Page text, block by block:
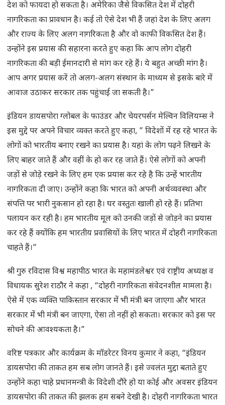
देश को फायदा हो सकता है। अमेरिका जैसे विकसित देश में दोहरी
नागरिकता का प्रावधान है। कई तो ऐसे देश भी हैं जहां देश के लिए अलग
और राज्य के लिए अलग नागरिकता है और वो काफी विकसित देश हैं।
उन्होंने इस प्रयास की सहारना करते हुए कहा कि आप लोग दोहरी
नागरिकता की बड़ी ईमानदारी से मांग कर रहे हैं। ये बहुत अच्छी मांग है।
आप अगर प्रयास करें तो अलग-अलग संस्थान के माध्यम से इसके बारे में
आवाज उठाकर सरकार तक पहुंचाई जा सकती है।”
इंडियन डायसपोरा ग्लोबल के फाउंडर और चेयरपर्सन मेल्विन विलियम्स ने
इस मुद्दे पर अपने विचार व्यक्त करते हुए कहा, ” विदेशों में रह रहे भारत के
लोगों को भारतीय बनाए रखने का प्रयास है। यहां के लोग पढ़ने लिखने के
लिए बाहर जाते हैं और वहीं के हो कर रह जाते हैं। ऐसे लोगों को अपनी
जड़ों से जोड़े रखने के लिए हम एक प्रयास कर रहे है कि उन्हें भारतीय
नागरिकता दी जाए। उन्होंने कहा कि भारत को अपनी अर्थव्यवस्था और
संपत्ति पर भारी नुकसान हो रहा है। घर वस्तुतः खाली हो रहे हैं। प्रतिभा
पलायन कर रही है। हम भारतीय मूल को उनकी जड़ों से जोड़ने का प्रयास
कर रहे हैं क्योंकि हम भारतीय प्रवासियों के लिए भारत में दोहरी नागरिकता
चाहते हैं।”
श्री गुरु रविदास विश्व महापीठ भारत के महामंडलेश्वर एवं राष्ट्रीय अध्यक्ष व
विधायक सुरेश राठौर ने कहा , “दोहरी नागरिकता संवेदनशील मामला है।
ऐसे में एक व्यक्ति पाकिस्तान सरकार में भी मंत्री बन जाएगा और भारत
सरकार में भी मंत्री बन जाएगा, ऐसा तो नहीं हो सकता। सरकार को इस पर
सोचने की आवश्यकता है।”
वरिष्ट पत्रकार और कार्यक्रम के मॉडरेटर विनय कुमार ने कहा, “इंडियन
डायसपोरा की ताकत हम सब लोग जानते हैं। इसे ज्वलंत मुद्दा बताते हुए
उन्होंने कहा चाहे प्रधानमन्त्री के विदेशी दौरे हो या कोई और अवसर इंडियन
डायसपोरा की ताकत की झलक हम सबने देखी है। दोहरी नागरिकता भारत